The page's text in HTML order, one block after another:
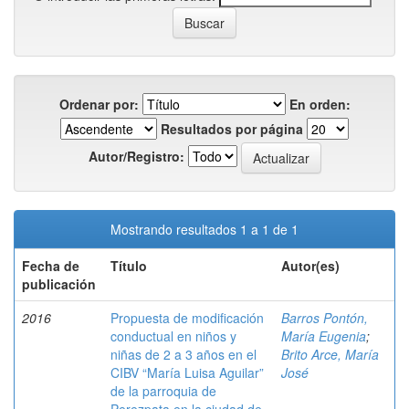
Ordenar por:
En orden:
Resultados por página
Autor/Registro:
Mostrando resultados 1 a 1 de 1
Fecha de
publicación
Título Autor(es)
2016
Propuesta de modificación
conductual en niños y
niñas de 2 a 3 años en el
CIBV “María Luisa Aguilar”
de la parroquia de
Barros Pontón,
María Eugenia;
Brito Arce, María
José